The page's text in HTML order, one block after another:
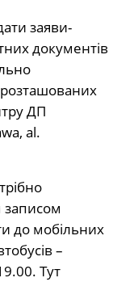
заяви-
документів
ДП
al.
записом
до мобільних
–
Тут